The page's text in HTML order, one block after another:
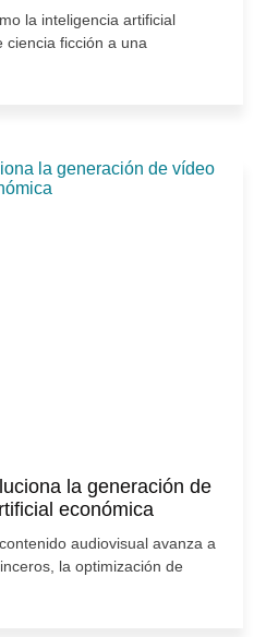
la inteligencia artificial
ciencia ficción a una
la generación de
económica
audiovisual avanza a
la optimización de